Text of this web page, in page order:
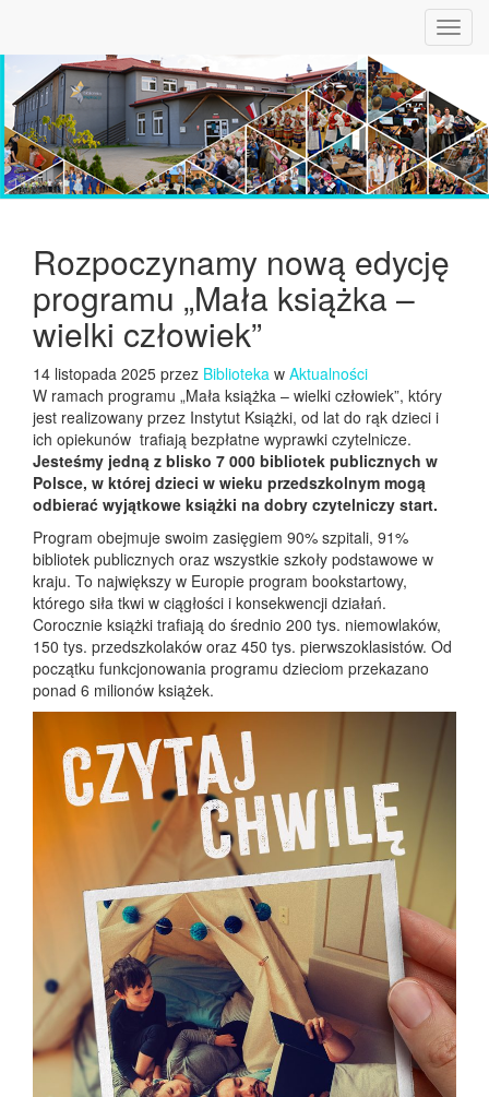
Rozpoczynamy nową edycję
programu „Mała książka –
wielki człowiek”
14 listopada 2025 przez Biblioteka w Aktualności
W ramach programu „Mała książka – wielki człowiek”, który
jest realizowany przez Instytut Książki, od lat do rąk dzieci i
ich opiekunów trafiają bezpłatne wyprawki czytelnicze.
Jesteśmy jedną z blisko 7 000 bibliotek publicznych w
Polsce, w której dzieci w wieku przedszkolnym mogą
odbierać wyjątkowe książki na dobry czytelniczy start.
Program obejmuje swoim zasięgiem 90% szpitali, 91%
bibliotek publicznych oraz wszystkie szkoły podstawowe w
kraju. To największy w Europie program bookstartowy,
którego siła tkwi w ciągłości i konsekwencji działań.
Corocznie książki trafiają do średnio 200 tys. niemowlaków,
150 tys. przedszkolaków oraz 450 tys. pierwszoklasistów. Od
początku funkcjonowania programu dzieciom przekazano
ponad 6 milionów książek.